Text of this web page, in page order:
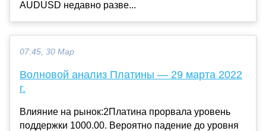
AUDUSD недавно разве...
07:45, 30 Мар
Волновой анализ Платины — 29 марта 2022
г.
Влияние на рынок:2Платина прорвала уровень
поддержки 1000.00. Вероятно падение до уровня